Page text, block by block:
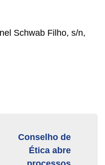
Schwab Filho, s/n,
Conselho de
Ética abre